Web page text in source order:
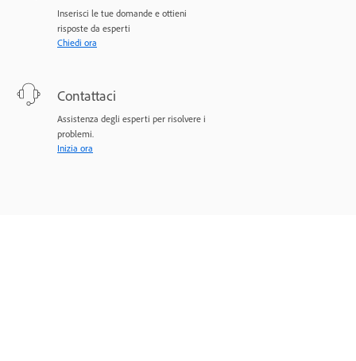
Inserisci le tue domande e ottieni
risposte da esperti
Chiedi ora
Contattaci
Assistenza degli esperti per risolvere i
problemi.
Inizia ora